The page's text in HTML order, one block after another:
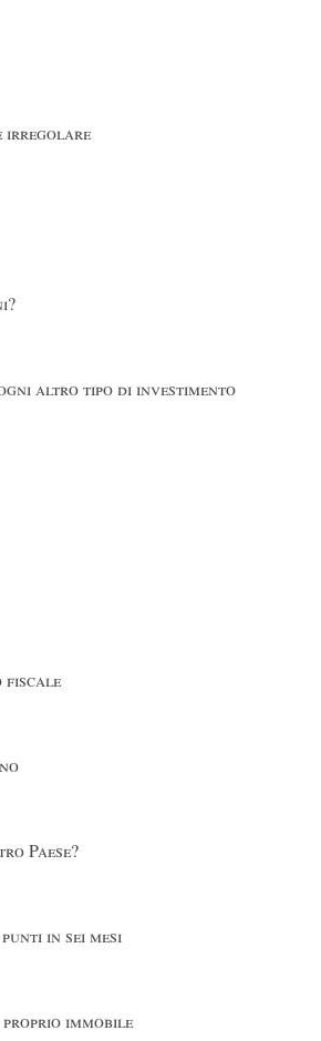
irregolare
altro tipo di investimento
fiscale
Paese?
in sei mesi
immobile